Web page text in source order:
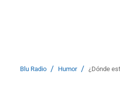
Blu Radio / Humor / ¿Dónde